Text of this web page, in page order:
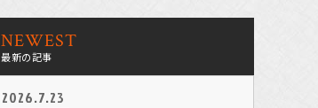
NEWEST
最新の記事
2026.7.23